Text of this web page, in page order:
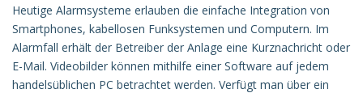
Heutige Alarmsysteme erlauben die einfache Integration von
Smartphones, kabellosen Funksystemen und Computern. Im
Alarmfall erhält der Betreiber der Anlage eine Kurznachricht oder
E-Mail. Videobilder können mithilfe einer Software auf jedem
handelsüblichen PC betrachtet werden. Verfügt man über ein